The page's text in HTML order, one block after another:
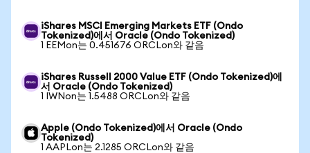
iShares MSCI Emerging Markets ETF (Ondo
Tokenized)에서 Oracle (Ondo Tokenized)
1 EEMon는 0.451676 ORCLon와 같음
iShares Russell 2000 Value ETF (Ondo Tokenized)에
서 Oracle (Ondo Tokenized)
1 IWNon는 1.5488 ORCLon와 같음
Apple (Ondo Tokenized)에서 Oracle (Ondo
Tokenized)
1 AAPLon는 2.1285 ORCLon와 같음